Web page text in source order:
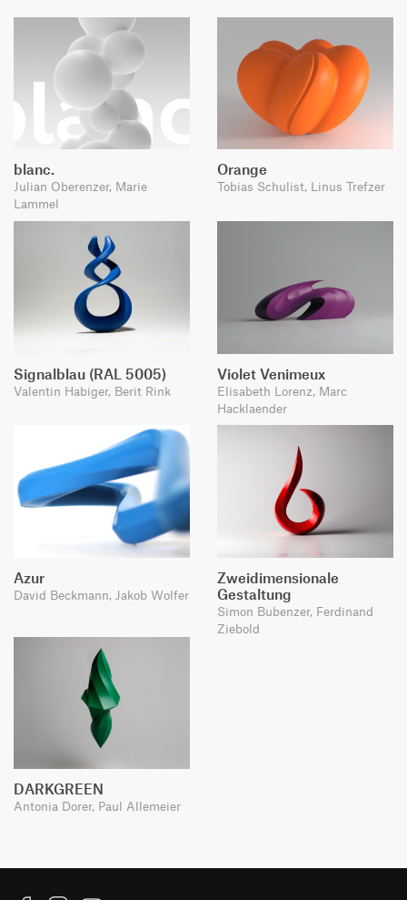
blanc.
Julian Oberenzer, Marie
Lammel
Orange
Tobias Schulist, Linus Trefzer
Signalblau (RAL 5005)
Valentin Habiger, Berit Rink
Violet Venimeux
Elisabeth Lorenz, Marc
Hacklaender
Azur
David Beckmann, Jakob Wolfer
Zweidimensionale
Gestaltung
Simon Bubenzer, Ferdinand
Ziebold
DARKGREEN
Antonia Dorer, Paul Allemeier